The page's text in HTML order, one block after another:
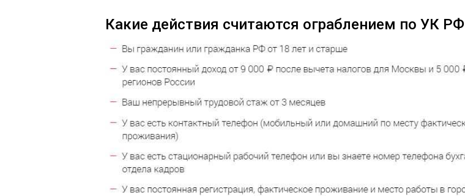
Какие действия считаются ограблением по УК РФ